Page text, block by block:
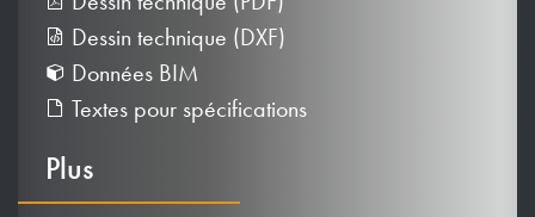
Dessin technique (DXF)
Données BIM
Textes pour spécifications
Plus